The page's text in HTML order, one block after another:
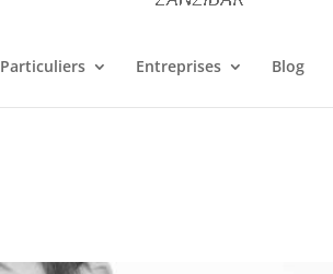
Particuliers Entreprises Blog